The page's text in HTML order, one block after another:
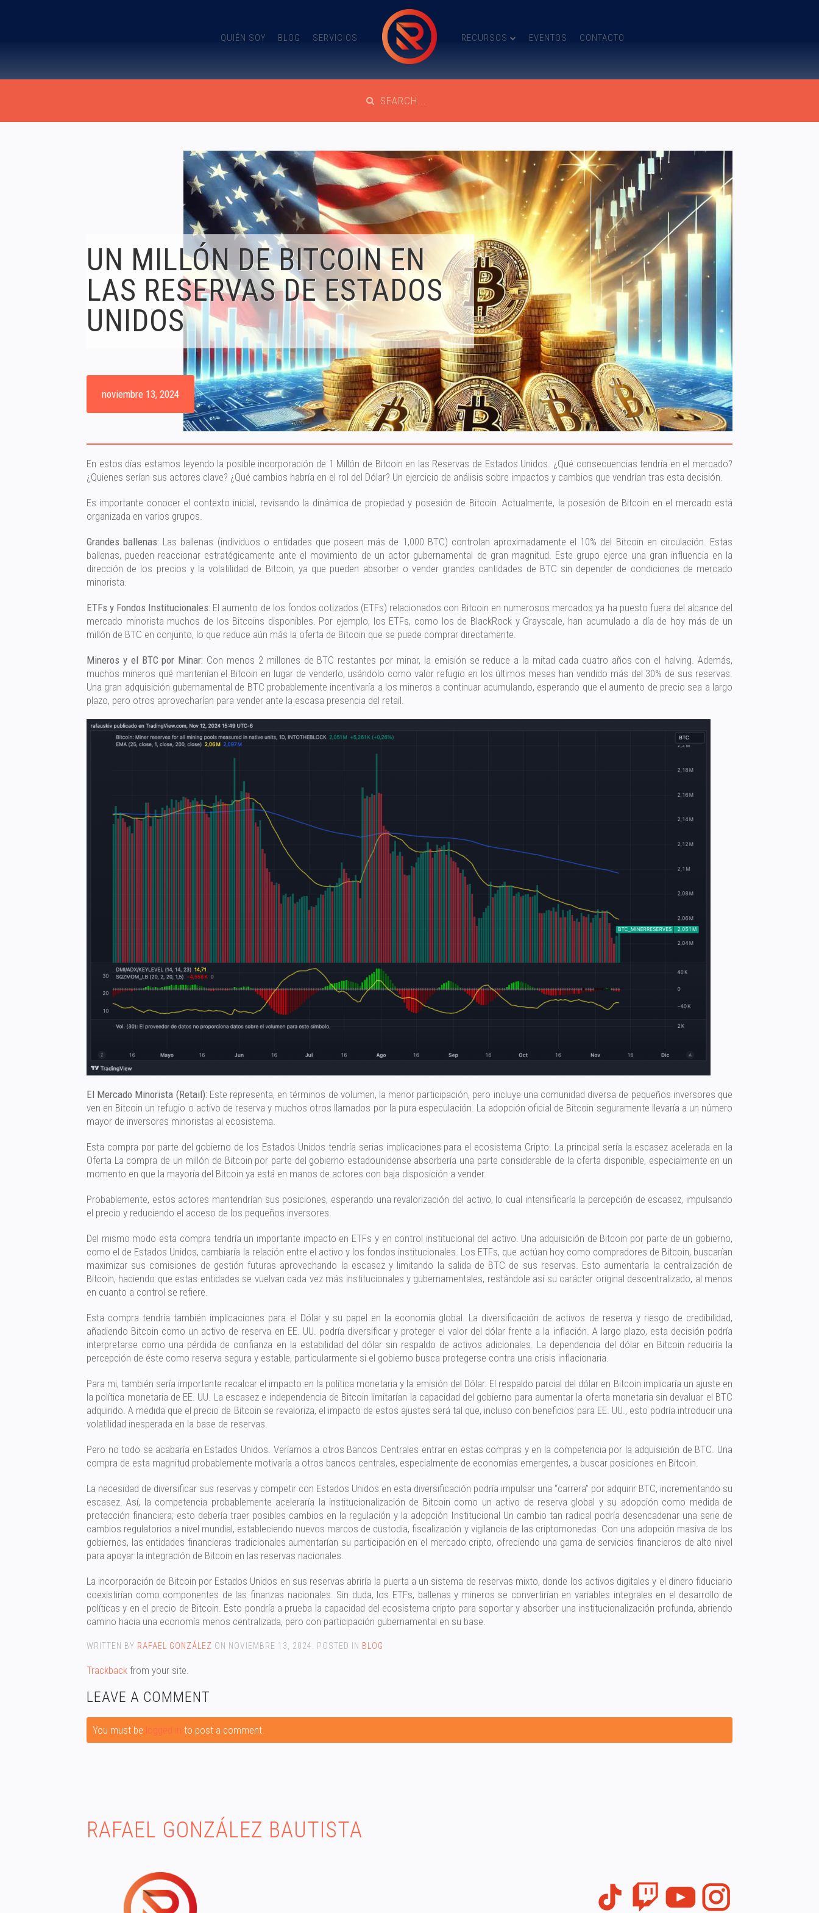
QUIÉN SOY BLOG SERVICIOS RECURSOS EVENTOS CONTACTO
noviembre 13, 2024
UN MILLÓN DE BITCOIN EN
LAS RESERVAS DE ESTADOS
UNIDOS
En estos días estamos leyendo la posible incorporación de 1 Millón de Bitcoin en las Reservas de Estados Unidos. ¿Qué consecuencias tendría en el mercado?
¿Quienes serían sus actores clave? ¿Qué cambios habría en el rol del Dólar? Un ejercicio de análisis sobre impactos y cambios que vendrían tras esta decisión.
Es importante conocer el contexto inicial, revisando la dinámica de propiedad y posesión de Bitcoin. Actualmente, la posesión de Bitcoin en el mercado está
organizada en varios grupos.
Grandes ballenas: Las ballenas (individuos o entidades que poseen más de 1,000 BTC) controlan aproximadamente el 10% del Bitcoin en circulación. Estas
ballenas, pueden reaccionar estratégicamente ante el movimiento de un actor gubernamental de gran magnitud. Este grupo ejerce una gran influencia en la
dirección de los precios y la volatilidad de Bitcoin, ya que pueden absorber o vender grandes cantidades de BTC sin depender de condiciones de mercado
minorista.
ETFs y Fondos Institucionales: El aumento de los fondos cotizados (ETFs) relacionados con Bitcoin en numerosos mercados ya ha puesto fuera del alcance del
mercado minorista muchos de los Bitcoins disponibles. Por ejemplo, los ETFs, como los de BlackRock y Grayscale, han acumulado a día de hoy más de un
millón de BTC en conjunto, lo que reduce aún más la oferta de Bitcoin que se puede comprar directamente.
Mineros y el BTC por Minar: Con menos 2 millones de BTC restantes por minar, la emisión se reduce a la mitad cada cuatro años con el halving. Además,
muchos mineros qué mantenían el Bitcoin en lugar de venderlo, usándolo como valor refugio en los últimos meses han vendido más del 30% de sus reservas.
Una gran adquisición gubernamental de BTC probablemente incentivaría a los mineros a continuar acumulando, esperando que el aumento de precio sea a largo
plazo, pero otros aprovecharían para vender ante la escasa presencia del retail.
El Mercado Minorista (Retail): Este representa, en términos de volumen, la menor participación, pero incluye una comunidad diversa de pequeños inversores que
ven en Bitcoin un refugio o activo de reserva y muchos otros llamados por la pura especulación. La adopción oficial de Bitcoin seguramente llevaría a un número
mayor de inversores minoristas al ecosistema.
Esta compra por parte del gobierno de los Estados Unidos tendría serias implicaciones para el ecosistema Cripto. La principal sería la escasez acelerada en la
Oferta La compra de un millón de Bitcoin por parte del gobierno estadounidense absorbería una parte considerable de la oferta disponible, especialmente en un
momento en que la mayoría del Bitcoin ya está en manos de actores con baja disposición a vender.
Probablemente, estos actores mantendrían sus posiciones, esperando una revalorización del activo, lo cual intensificaría la percepción de escasez, impulsando
el precio y reduciendo el acceso de los pequeños inversores.
Del mismo modo esta compra tendría un importante impacto en ETFs y en control institucional del activo. Una adquisición de Bitcoin por parte de un gobierno,
como el de Estados Unidos, cambiaría la relación entre el activo y los fondos institucionales. Los ETFs, que actúan hoy como compradores de Bitcoin, buscarían
maximizar sus comisiones de gestión futuras aprovechando la escasez y limitando la salida de BTC de sus reservas. Esto aumentaría la centralización de
Bitcoin, haciendo que estas entidades se vuelvan cada vez más institucionales y gubernamentales, restándole así su carácter original descentralizado, al menos
en cuanto a control se refiere.
Esta compra tendría también implicaciones para el Dólar y su papel en la economía global. La diversificación de activos de reserva y riesgo de credibilidad,
añadiendo Bitcoin como un activo de reserva en EE. UU. podría diversificar y proteger el valor del dólar frente a la inflación. A largo plazo, esta decisión podría
interpretarse como una pérdida de confianza en la estabilidad del dólar sin respaldo de activos adicionales. La dependencia del dólar en Bitcoin reduciría la
percepción de éste como reserva segura y estable, particularmente si el gobierno busca protegerse contra una crisis inflacionaria.
Para mi, también sería importante recalcar el impacto en la política monetaria y la emisión del Dólar. El respaldo parcial del dólar en Bitcoin implicaría un ajuste en
la política monetaria de EE. UU. La escasez e independencia de Bitcoin limitarían la capacidad del gobierno para aumentar la oferta monetaria sin devaluar el BTC
adquirido. A medida que el precio de Bitcoin se revaloriza, el impacto de estos ajustes será tal que, incluso con beneficios para EE. UU., esto podría introducir una
volatilidad inesperada en la base de reservas.
Pero no todo se acabaría en Estados Unidos. Veríamos a otros Bancos Centrales entrar en estas compras y en la competencia por la adquisición de BTC. Una
compra de esta magnitud probablemente motivaría a otros bancos centrales, especialmente de economías emergentes, a buscar posiciones en Bitcoin.
La necesidad de diversificar sus reservas y competir con Estados Unidos en esta diversificación podría impulsar una “carrera” por adquirir BTC, incrementando su
escasez. Así, la competencia probablemente aceleraría la institucionalización de Bitcoin como un activo de reserva global y su adopción como medida de
protección financiera; esto debería traer posibles cambios en la regulación y la adopción Institucional Un cambio tan radical podría desencadenar una serie de
cambios regulatorios a nivel mundial, estableciendo nuevos marcos de custodia, fiscalización y vigilancia de las criptomonedas. Con una adopción masiva de los
gobiernos, las entidades financieras tradicionales aumentarían su participación en el mercado cripto, ofreciendo una gama de servicios financieros de alto nivel
para apoyar la integración de Bitcoin en las reservas nacionales.
La incorporación de Bitcoin por Estados Unidos en sus reservas abriría la puerta a un sistema de reservas mixto, donde los activos digitales y el dinero fiduciario
coexistirían como componentes de las finanzas nacionales. Sin duda, los ETFs, ballenas y mineros se convertirían en variables integrales en el desarrollo de
políticas y en el precio de Bitcoin. Esto pondría a prueba la capacidad del ecosistema cripto para soportar y absorber una institucionalización profunda, abriendo
camino hacia una economía menos centralizada, pero con participación gubernamental en su base.
WRITTEN BY RAFAEL GONZÁLEZ ON NOVIEMBRE 13, 2024 . POSTED IN BLOG
Trackback from your site.
LEAVE A COMMENT
You must be logged in to post a comment.
RAFAEL GONZÁLEZ BAUTISTA